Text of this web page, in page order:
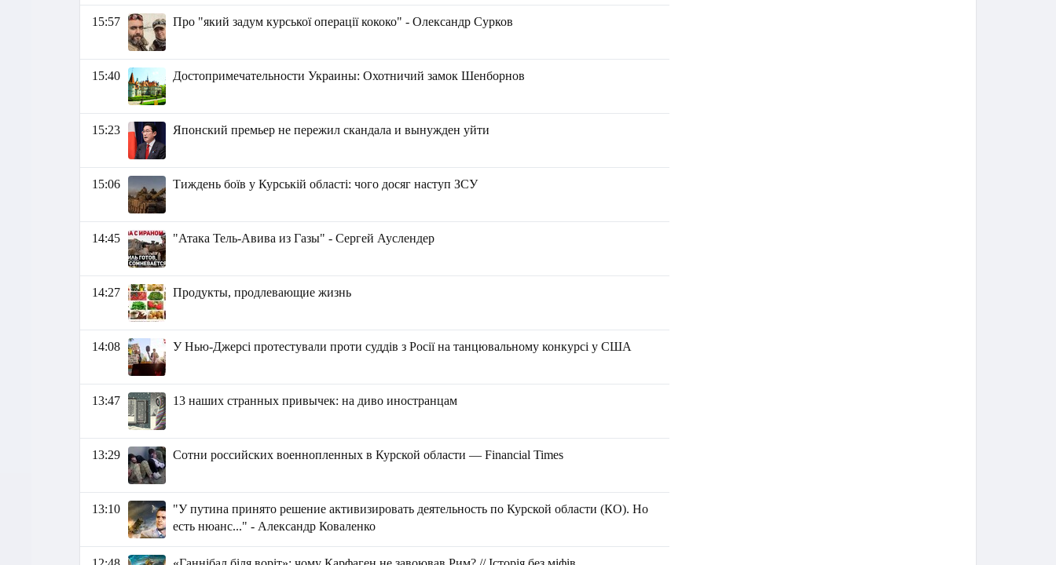
15:57 Про "який задум курської операції кококо" - Олександр Сурков
15:40 Достопримечательности Украины: Охотничий замок Шенборнов
15:23 Японский премьер не пережил скандала и вынужден уйти
15:06 Тиждень боїв у Курській області: чого досяг наступ ЗСУ
14:45 "Атака Тель-Авива из Газы" - Сергей Ауслендер
14:27 Продукты, продлевающие жизнь
14:08 У Нью-Джерсі протестували проти суддів з Росії на танцювальному конкурсі у США
13:47 13 наших странных привычек: на диво иностранцам
13:29 Сотни российских военнопленных в Курской области — Financial Times
13:10
"У путина принято решение активизировать деятельность по Курской области (КО). Но
есть нюанс..." - Александр Коваленко